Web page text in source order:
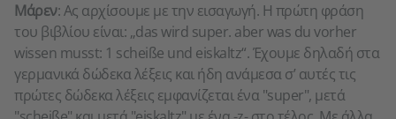
Μάρεν: Ας αρχίσουμε με την εισαγωγή. Η πρώτη φράση
του βιβλίου είναι: „das wird super. aber was du vorher
wissen musst: 1 scheiße und eiskaltz“. Έχουμε δηλαδή στα
γερμανικά δώδεκα λέξεις και ήδη ανάμεσα σ’ αυτές τις
πρώτες δώδεκα λέξεις εμφανίζεται ένα "super", μετά